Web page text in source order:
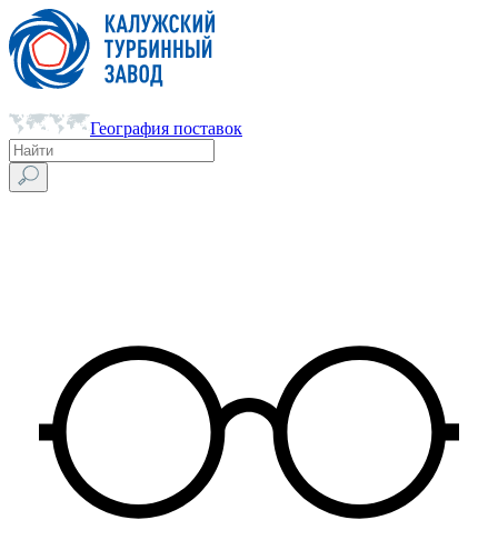
География поставок